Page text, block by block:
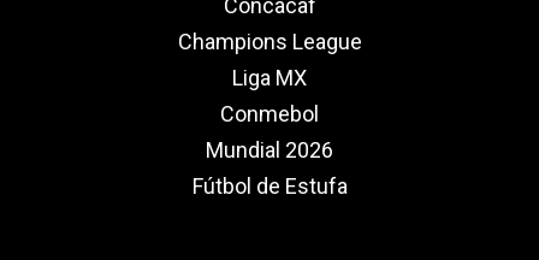
Champions League
Liga MX
Conmebol
Mundial 2026
Fútbol de Estufa